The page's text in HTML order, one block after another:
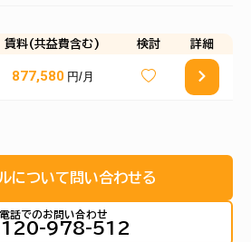
賃料(共益費含む) 検討 詳細
877,580 円/月
について問い合わせる
話でのお問い合わせ
978-512